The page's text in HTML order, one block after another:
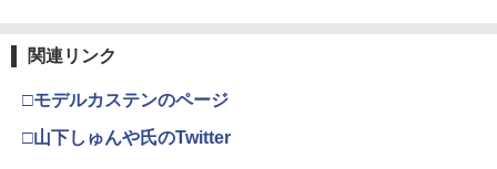
4 マジ・スク+保護キャップセット
￥2,600
関連リンク
□モデルカステンのページ
□山下しゅんや氏のTwitter